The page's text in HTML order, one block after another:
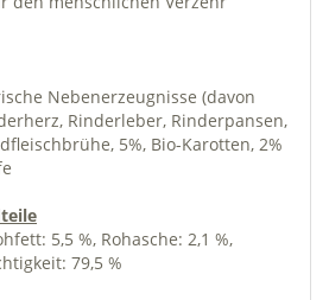
Nebenerzeugnisse (davon
Rinderleber, Rinderpansen,
5%, Bio-Karotten, 2%
5,5 %, Rohasche: 2,1 %,
79,5 %